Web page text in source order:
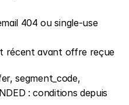
404 ou single-use
récent avant offre reçue
segment_code,
: conditions depuis